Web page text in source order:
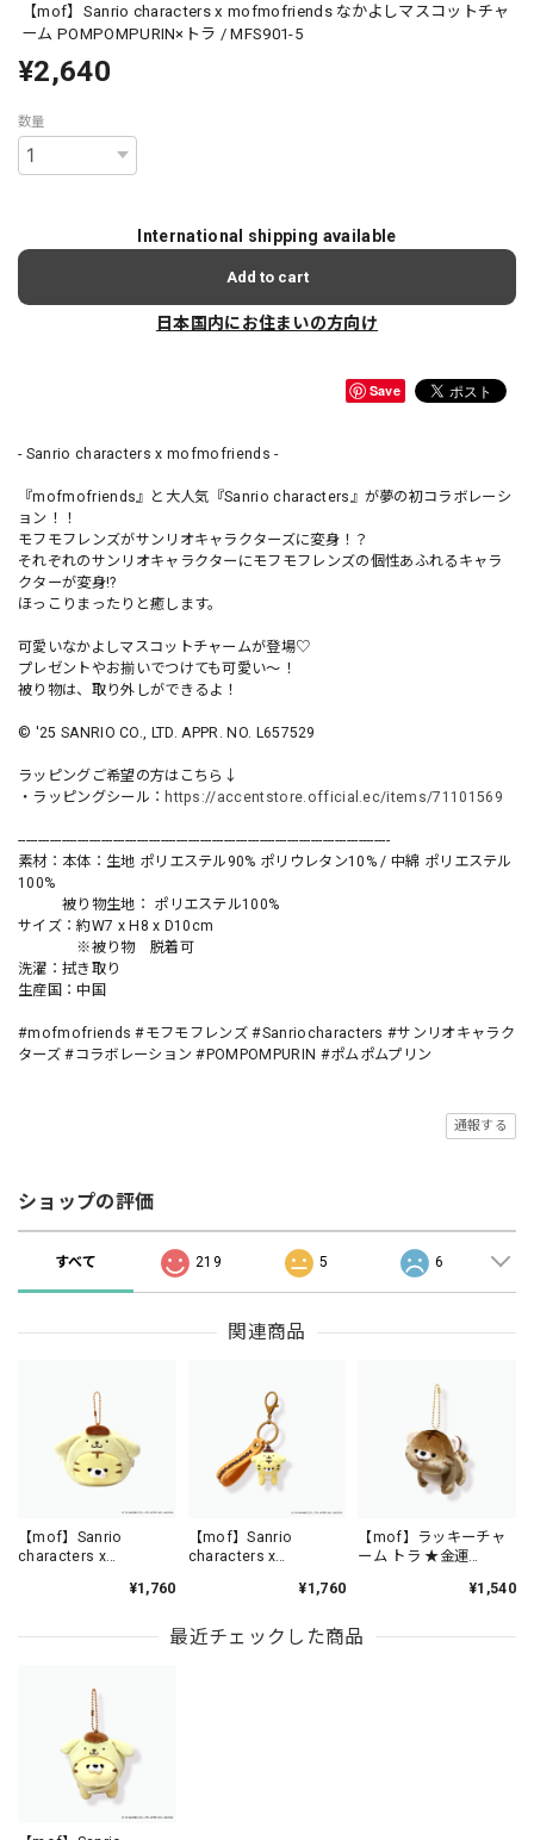
【mof】Sanrio characters x mofmofriends なかよしマスコットチャ
ーム POMPOMPURIN×トラ / MFS901-5
¥2,640
数量
International shipping available
Add to cart
日本国内にお住まいの方向け
Save
- Sanrio characters x mofmofriends -
『mofmofriends』と大人気『Sanrio characters』が夢の初コラボレーシ
ョン！！
モフモフレンズがサンリオキャラクターズに変身！？
それぞれのサンリオキャラクターにモフモフレンズの個性あふれるキャラ
クターが変身!?
ほっこりまったりと癒します。
可愛いなかよしマスコットチャームが登場♡
プレゼントやお揃いでつけても可愛い～！
被り物は、取り外しができるよ！
© '25 SANRIO CO., LTD. APPR. NO. L657529
ラッピングご希望の方はこちら↓
・ラッピングシール： https://accentstore.official.ec/items/71101569
----------------------------------------------------------------------------------------------
素材：本体：生地 ポリエステル90% ポリウレタン10% / 中綿 ポリエステル
100%
被り物生地： ポリエステル100%
サイズ：約W7 x H8 x D10cm
※被り物 脱着可
洗濯：拭き取り
生産国：中国
#mofmofriends #モフモフレンズ #Sanriocharacters #サンリオキャラク
ターズ #コラボレーション #POMPOMPURIN #ポムポムプリン
通報する
ショップの評価
すべて 219 5 6
関連商品
【mof】Sanrio
characters x
しミニポーチチャーム
/ MFS005-5
¥1,760
【mof】Sanrio
characters x
しPVCキーホルダー
/ MFS006-5
¥1,760
【mof】ラッキーチャ
ーム トラ ★金運
¥1,540
最近チェックした商品